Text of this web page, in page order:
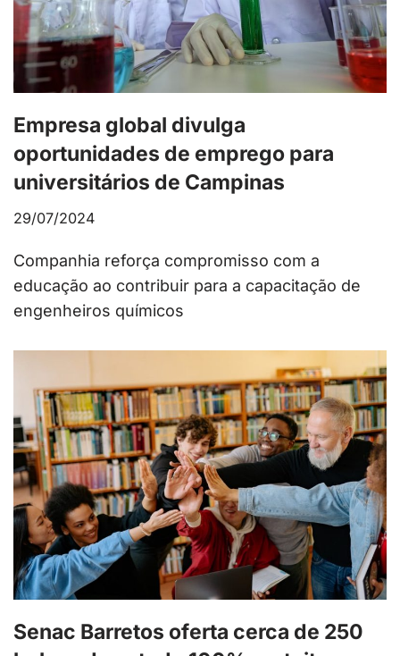
Empresa global divulga
oportunidades de emprego para
universitários de Campinas
29/07/2024
Companhia reforça compromisso com a
educação ao contribuir para a capacitação de
engenheiros químicos
Senac Barretos oferta cerca de 250